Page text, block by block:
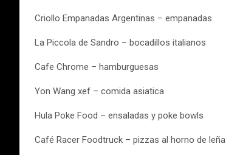
Criollo Empanadas Argentinas – empanadas
La Piccola de Sandro – bocadillos italianos
Cafe Chrome – hamburguesas
Yon Wang xef – comida asiatica
Hula Poke Food – ensaladas y poke bowls
Café Racer Foodtruck – pizzas al horno de leña